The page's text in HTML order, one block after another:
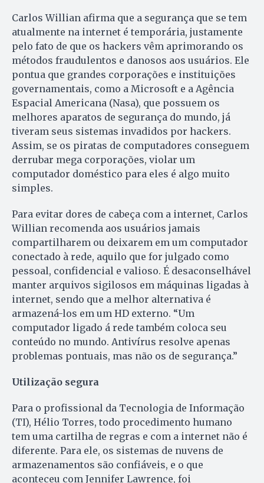
Carlos Willian afirma que a segurança que se tem
atualmente na internet é temporária, justamente
pelo fato de que os hackers vêm aprimorando os
métodos fraudulentos e danosos aos usuários. Ele
pontua que grandes corporações e instituições
governamentais, como a Microsoft e a Agência
Espacial Americana (Nasa), que possuem os
melhores aparatos de segurança do mundo, já
tiveram seus sistemas invadidos por hackers.
Assim, se os piratas de computadores conseguem
derrubar mega corporações, violar um
computador doméstico para eles é algo muito
simples.
Para evitar dores de cabeça com a internet, Carlos
Willian recomenda aos usuários jamais
compartilharem ou deixarem em um computador
conectado à rede, aquilo que for julgado como
pessoal, confidencial e valioso. É desaconselhável
manter arquivos sigilosos em máquinas ligadas à
internet, sendo que a melhor alternativa é
armazená-los em um HD externo. “Um
computador ligado á rede também coloca seu
conteúdo no mundo. Antivírus resolve apenas
problemas pontuais, mas não os de segurança.”
Utilização segura
Para o profissional da Tecno­logia de Informação
(TI), Hélio Torres, todo procedimento humano
tem uma cartilha de regras e com a internet não é
diferente. Para ele, os sistemas de nuvens de
armazenamentos são confiáveis, e o que
aconteceu com Jennifer Lawrence, foi